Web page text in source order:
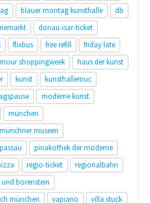
blauer montag kunsthalle
db
donau-isar-ticket
flixbus free refill
friday late
shoppingweek
haus der kunst
kunst
kunsthallemuc
moderne kunst
münchen
münchner museen
passau
pinakothek der moderne
regio-ticket
regionalbahn
borenstein
münchen vapiano villa stuck